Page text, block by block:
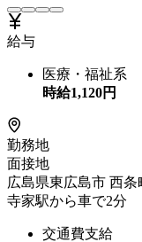
給与
医療・福祉系
時給1,120円
勤務地
面接地
広島県東広島市 西条
寺家駅から車で2分
交通費支給